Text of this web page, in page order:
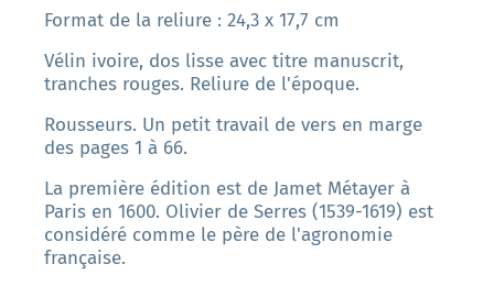
Format de la reliure : 24,3 x 17,7 cm
Vélin ivoire, dos lisse avec titre manuscrit,
tranches rouges. Reliure de l'époque.
Rousseurs. Un petit travail de vers en marge
des pages 1 à 66.
La première édition est de Jamet Métayer à
Paris en 1600. Olivier de Serres (1539-1619) est
considéré comme le père de l'agronomie
française.